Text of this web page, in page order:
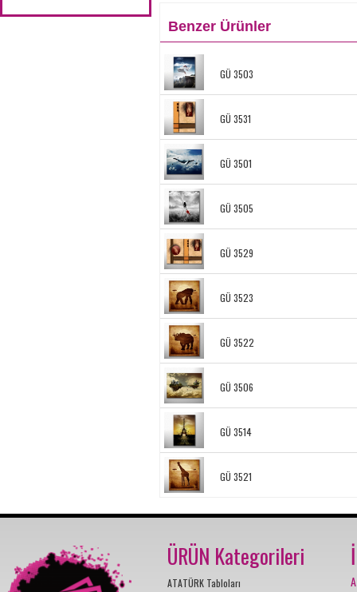
Benzer Ürünler
GÜ 3503
GÜ 3531
GÜ 3501
GÜ 3505
GÜ 3529
GÜ 3523
GÜ 3522
GÜ 3506
GÜ 3514
GÜ 3521
ÜRÜN Kategorileri
ATATÜRK Tabloları